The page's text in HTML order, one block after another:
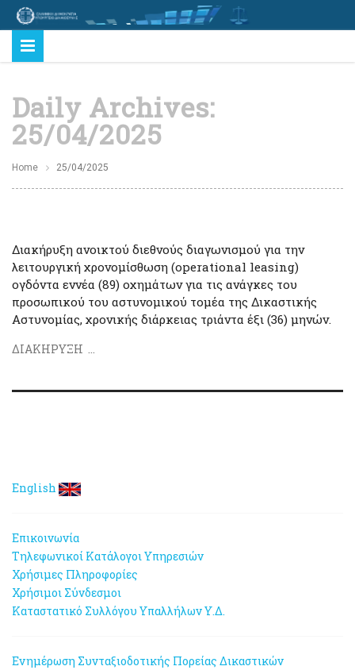
Daily Archives:
25/04/2025
Home 25/04/2025
Διακήρυξη ανοικτού διεθνούς διαγωνισμού για την
λειτουργική χρονομίσθωση (operational leasing)
ογδόντα εννέα (89) οχημάτων για τις ανάγκες του
προσωπικού του αστυνομικού τομέα της Δικαστικής
Αστυνομίας, χρονικής διάρκειας τριάντα έξι (36) μηνών.
ΔΙΑΚΗΡΥΞΗ ...
English
Επικοινωνία
Τηλεφωνικοί Κατάλογοι Υπηρεσιών
Χρήσιμες Πληροφορίες
Χρήσιμοι Σύνδεσμοι
Καταστατικό Συλλόγου Υπαλλήλων Υ.Δ.
Ενημέρωση Συνταξιοδοτικής Πορείας Δικαστικών